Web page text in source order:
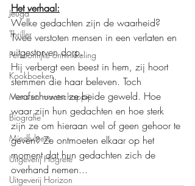
Jeugd
Thriller
Persoonlijke ontwikkeling
Kookboeken
Mens en maatschappij
Biografie
Mindfulness
Uitgeverij Hogrefe
Uitgeverij Horizon
Het verhaal:
Welke gedachten zijn de waarheid?
Twee verstoten mensen in een verlaten en
uitgestorven dorp.
Hij verbergt een beest in hem, zij hoort
stemmen die haar beleven. Toch
verafschuwen ze beide geweld. Hoe
waar zijn hun gedachten en hoe sterk
zijn ze om hieraan wel of geen gehoor te
geven? Ze ontmoeten elkaar op het
moment dat hun gedachten zich de
overhand nemen...